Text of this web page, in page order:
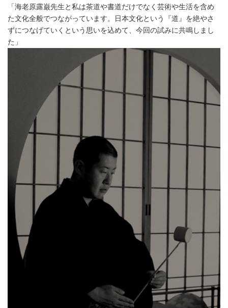
「海老原露巌先生と私は茶道や書道だけでなく芸術や生活を含め
た文化全般でつながっています。日本文化という『道』を絶やさ
ずにつなげていくという思いを込めて、今回の試みに共鳴しまし
た」